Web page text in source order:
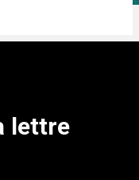
lettre